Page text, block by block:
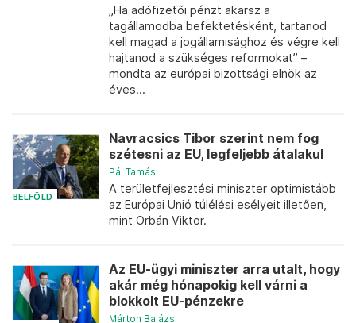
„Ha adófizetői pénzt akarsz a
tagállamodba befektetésként, tartanod
kell magad a jogállamisághoz és végre kell
hajtanod a szükséges reformokat” –
mondta az európai bizottsági elnök az
éves...
BELFÖLD
Navracsics Tibor szerint nem fog
szétesni az EU, legfeljebb átalakul
Pál Tamás
A területfejlesztési miniszter optimistább
az Európai Unió túlélési esélyeit illetően,
mint Orbán Viktor.
Az EU-ügyi miniszter arra utalt, hogy
akár még hónapokig kell várni a
blokkolt EU-pénzekre
Márton Balázs